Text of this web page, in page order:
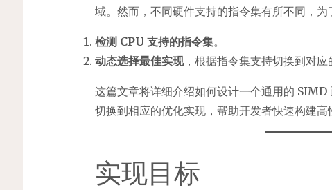
域。然而，不同硬件支持的指令集有所不同，为
检测 CPU 支持的指令集。
动态选择最佳实现，根据指令集支持切换到对应
这篇文章将详细介绍如何设计一个通用的
切换到相应的优化实现，帮助开发者快速构建高
实现目标